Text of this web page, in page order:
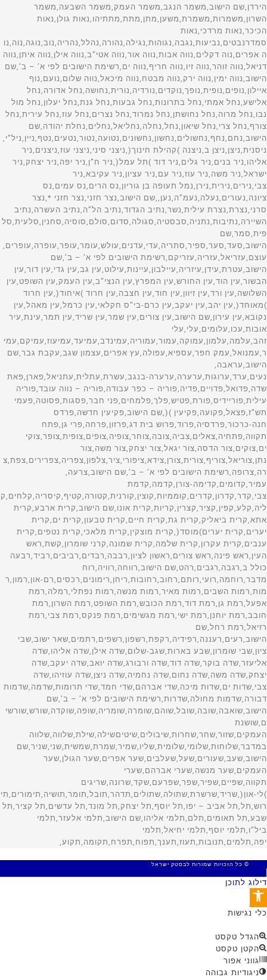
© כל הזכויות שמורות לבסטק ישראל
דילוג לתוכן
פתח סרגל נגישות
כלי נגישות
הגדל טקסט
הקטן טקסט
גווני אפור
ניגודיות גבוהה